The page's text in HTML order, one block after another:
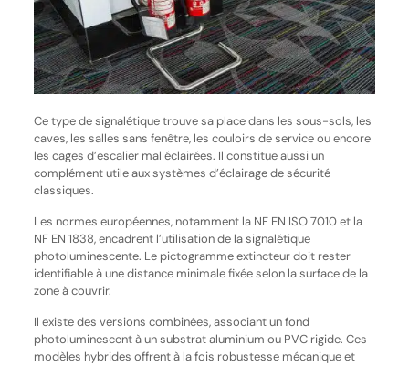
Ce type de signalétique trouve sa place dans les sous-sols, les
caves, les salles sans fenêtre, les couloirs de service ou encore
les cages d’escalier mal éclairées. Il constitue aussi un
complément utile aux systèmes d’éclairage de sécurité
classiques.
Les normes européennes, notamment la NF EN ISO 7010 et la
NF EN 1838, encadrent l’utilisation de la signalétique
photoluminescente. Le pictogramme extincteur doit rester
identifiable à une distance minimale fixée selon la surface de la
zone à couvrir.
Il existe des versions combinées, associant un fond
photoluminescent à un substrat aluminium ou PVC rigide. Ces
modèles hybrides offrent à la fois robustesse mécanique et